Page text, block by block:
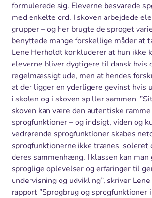
formulerede sig. Eleverne besvarede
med enkelte ord. I skoven arbejdede
grupper – og her brugte de sproget
benyttede mange forskellige måder at
Lene Herholdt konkluderer at hun ikke
eleverne bliver dygtigere til dansk hvis
regelmæssigt ude, men at hendes
at der ligger en yderligere gevinst hvis
i skolen og i skoven spiller sammen.
skoven kan være den autentiske
sprogfunktioner – og indsigt, viden og
vedrørende sprogfunktioner skabes
sprogfunktionerne ikke trænes isoleret
deres sammenhæng. I klassen kan man
sproglige oplevelser og erfaringer til
undervisning og udvikling”, skriver
rapport ”Sprogbrug og sprogfunktioner